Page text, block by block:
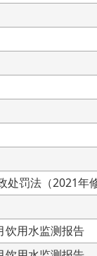
法（2021年修订）
水监测报告
水监测报告
水监测报告
用水监测报告
用水监测报告
用水监测报告
水监测报告
水监测报告
水监测报告